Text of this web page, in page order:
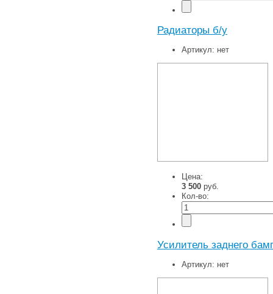
Радиаторы б/у
Артикул: нет
Цена:
3 500 руб.
Кол-во:
Усилитель заднего
Артикул: нет